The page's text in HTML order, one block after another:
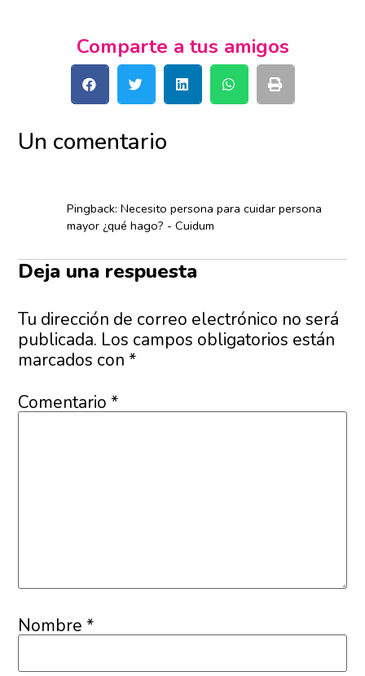
Comparte a tus amigos
Un comentario
Pingback: Necesito persona para cuidar persona
mayor ¿qué hago? - Cuidum
Deja una respuesta
Tu dirección de correo electrónico no será
publicada. Los campos obligatorios están
marcados con*
Comentario*
Nombre*